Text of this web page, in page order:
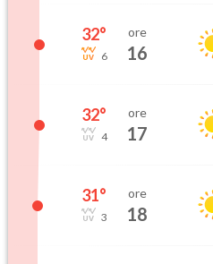
32°
6
ore
16
32°
4
ore
17
31°
3
ore
18